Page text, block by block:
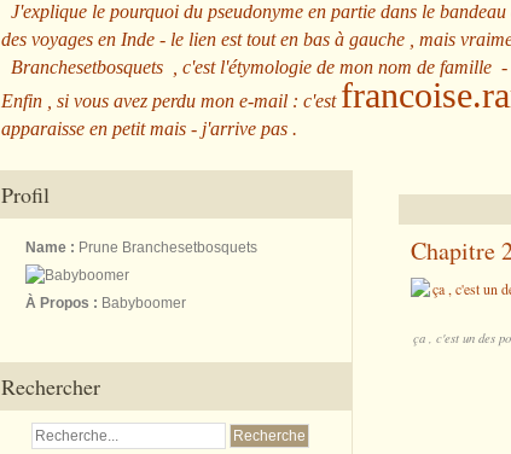
J'explique le pourquoi du pseudonyme en partie dans le
des voyages en Inde - le lien est tout en bas à gauche , mais
Branchesetbosquets
, c'est l'étymologie de mon nom de famille
Enfin , si vous avez perdu mon e-mail : c'est
apparaisse en petit mais - j'arrive pas .
Profil
Name : Prune Branchesetbosquets
À Propos : Babyboomer
Rechercher
Chapitre
ça , c'est un des